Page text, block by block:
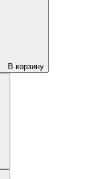
В корзину